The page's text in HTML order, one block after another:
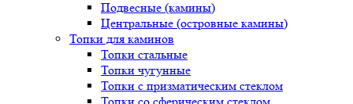
Подвесные (камины)
Центральные (островные камины)
Топки для каминов
Топки стальные
Топки чугунные
Топки с призматическим стеклом